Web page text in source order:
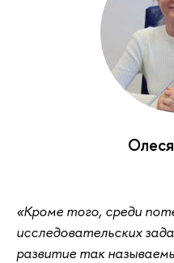
«Кроме того, среди
исследовательских
развитие так